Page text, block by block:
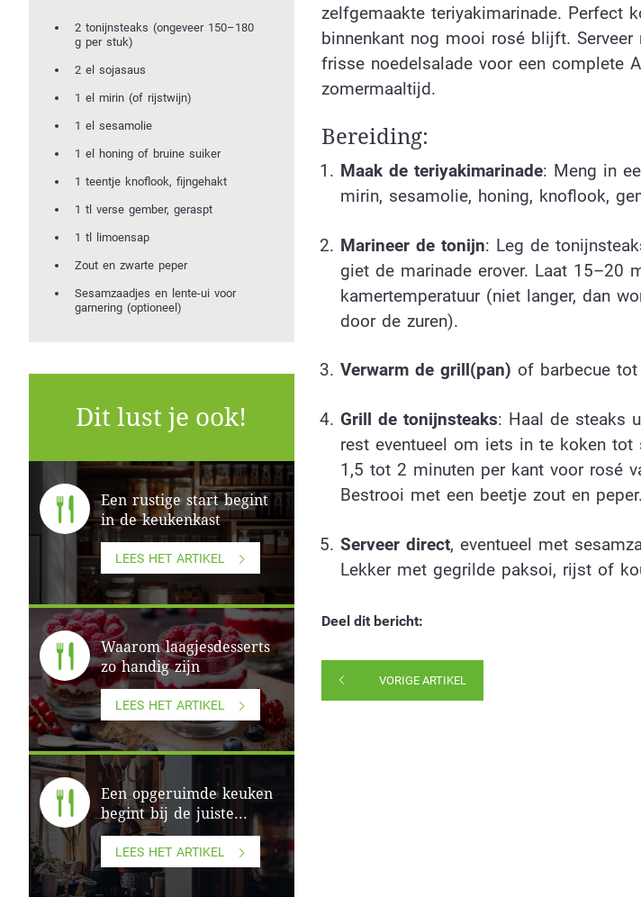
2 tonijnsteaks (ongeveer 150–180
g per stuk)
2 el sojasaus
1 el mirin (of rijstwijn)
1 el sesamolie
1 el honing of bruine suiker
1 teentje knoflook, fijngehakt
1 tl verse gember, geraspt
1 tl limoensap
Zout en zwarte peper
Sesamzaadjes en lente-ui voor
garnering (optioneel)
Dit lust je ook!
Een rustige start begint
in de keukenkast
LEES HET ARTIKEL
Waarom laagjesdesserts
zo handig zijn
LEES HET ARTIKEL
Een opgeruimde keuken
begint bij de juiste...
LEES HET ARTIKEL
zelfgemaakte teriyakimarinade. Perfect
binnenkant nog mooi rosé blijft.
frisse noedelsalade voor een complete
zomermaaltijd.
Bereiding:
Maak de teriyakimarinade: Meng in
mirin, sesamolie, honing, knoflook,
Marineer de tonijn: Leg de
giet de marinade erover. Laat 15–20
kamertemperatuur (niet langer, dan
door de zuren).
Verwarm de grill(pan) of barbecue tot
Grill de tonijnsteaks: Haal de steaks
rest eventueel om iets in te koken
1,5 tot 2 minuten per kant voor rosé
Bestrooi met een beetje zout en peper.
Serveer direct, eventueel met
Lekker met gegrilde paksoi, rijst of
Deel dit bericht:
VORIGE ARTIKEL